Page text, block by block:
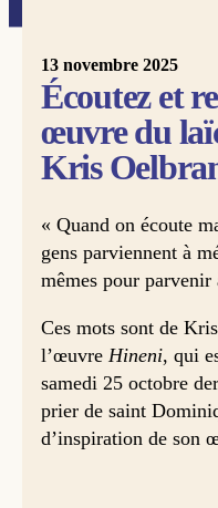
13 novembre 2025
Écoutez et
œuvre du
Kris
« Quand on écoute
gens parviennent à
mêmes pour
Ces mots sont de
l’œuvre Hineni, qui
samedi 25 octobre
prier de saint
d’inspiration de son